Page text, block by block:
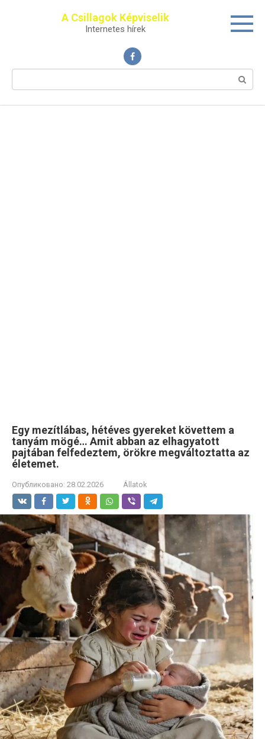
A Csillagok Képviselik
Internetes hírek
Поиск:
Egy mezítlábas, hétéves gyereket követtem a
tanyám mögé… Amit abban az elhagyatott
pajtában felfedeztem, örökre megváltoztatta az
életemet.
Опубликовано: 28.02.2026 Állatok